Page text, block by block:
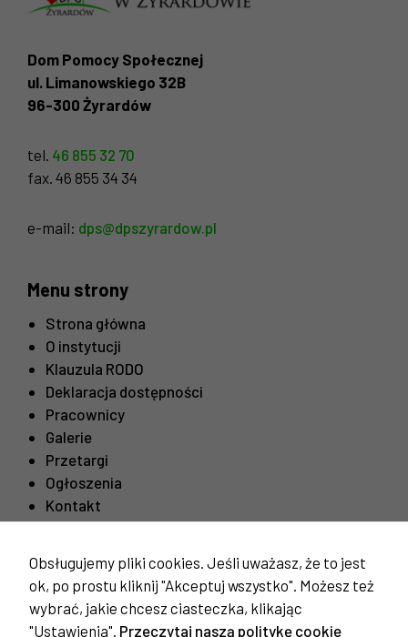
Dom Pomocy Społecznej
ul. Limanowskiego 32B
96-300 Żyrardów
tel. 46 855 32 70
fax. 46 855 34 34
e-mail: dps@dpszyrardow.pl
Menu strony
Strona główna
O instytucji
Klauzula RODO
Deklaracja dostępności
Pracownicy
Galerie
Przetargi
Ogłoszenia
Kontakt
Ważne linki
Procedura odwiedzin mieszkańców
Obsługujemy pliki cookies. Jeśli uważasz, że to jest
ok, po prostu kliknij "Akceptuj wszystko". Możesz też
wybrać, jakie chcesz ciasteczka, klikając
"Ustawienia". Przeczytaj naszą politykę cookie
Konieczne
Te pliki cookie
nie są
opcjonalne. Są